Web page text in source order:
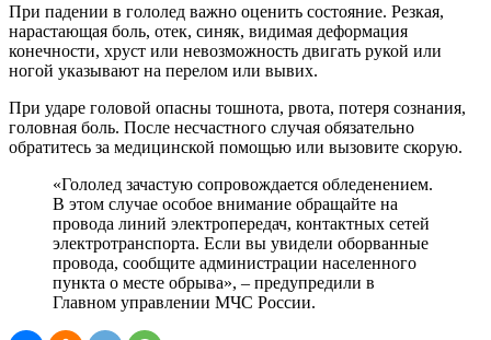
При падении в гололед важно оценить состояние. Резкая,
нарастающая боль, отек, синяк, видимая деформация
конечности, хруст или невозможность двигать рукой или
ногой указывают на перелом или вывих.
При ударе головой опасны тошнота, рвота, потеря сознания,
головная боль. После несчастного случая обязательно
обратитесь за медицинской помощью или вызовите скорую.
«Гололед зачастую сопровождается обледенением.
В этом случае особое внимание обращайте на
провода линий электропередач, контактных сетей
электротранспорта. Если вы увидели оборванные
провода, сообщите администрации населенного
пункта о месте обрыва», – предупредили в
Главном управлении МЧС России.